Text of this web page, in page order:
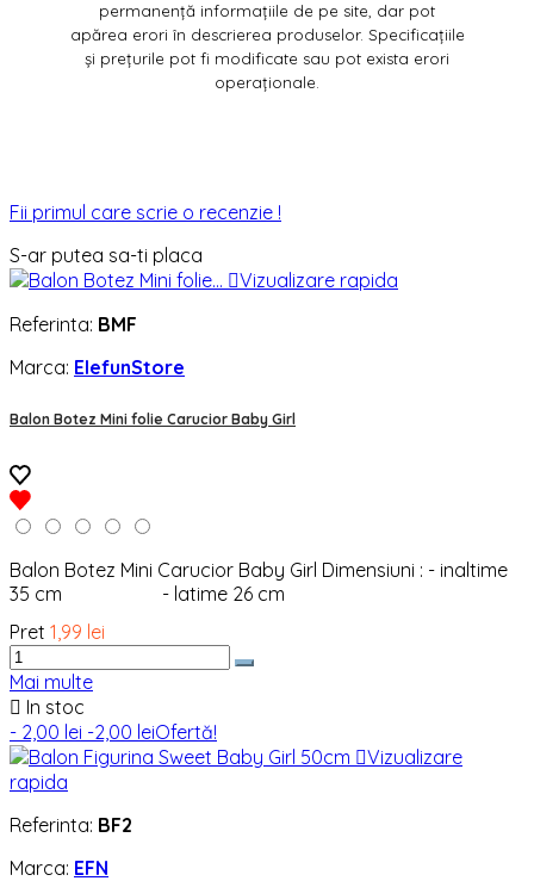
permanență informațiile de pe site, dar pot
apărea erori în descrierea produselor. Specificațiile
și prețurile pot fi modificate sau pot exista erori
operaționale.
Fii primul care scrie o recenzie !
S-ar putea sa-ti placa
Vizualizare rapida
Referinta: BMF
Marca: ElefunStore
Balon Botez Mini folie Carucior Baby Girl
Balon Botez Mini Carucior Baby Girl Dimensiuni : - inaltime
35 cm - latime 26 cm
Pret 1,99 lei
Mai multe
 In stoc
- 2,00 lei -2,00 leiOfertă!
Vizualizare
rapida
Referinta: BF2
Marca: EFN